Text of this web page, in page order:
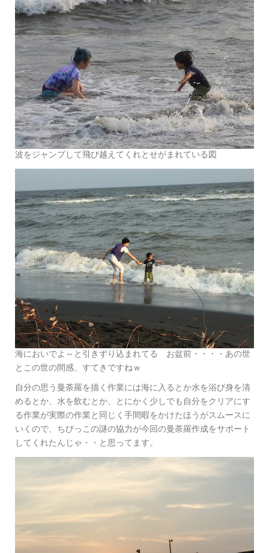
波をジャンプして飛び越えてくれとせがまれている図
海においでよ～と引きずり込まれてる お盆前・・・・あの世
とこの世の間感、すてきですねｗ
自分の思う曼荼羅を描く作業には海に入るとか水を浴び身を清
めるとか、水を飲むとか、とにかく少しでも自分をクリアにす
る作業が実際の作業と同じく手間暇をかけたほうがスムースに
いくので、ちびっこの謎の協力が今回の曼荼羅作成をサポート
してくれたんじゃ・・と思ってます。